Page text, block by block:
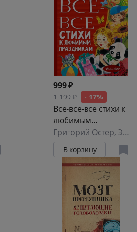
999 ₽
1 199 ₽ - 17%
Все-все-все стихи к
любимым
праздникам
Григорий Остер, Эдуард Успенский
В корзину